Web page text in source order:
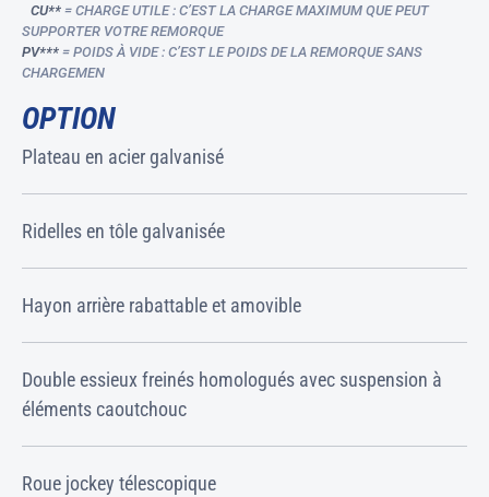
CU** = CHARGE UTILE : C’EST LA CHARGE MAXIMUM QUE PEUT
SUPPORTER VOTRE REMORQUE
PV*** = POIDS À VIDE : C’EST LE POIDS DE LA REMORQUE SANS
CHARGEMEN
OPTION
Plateau en acier galvanisé
Ridelles en tôle galvanisée
Hayon arrière rabattable et amovible
Double essieux freinés homologués avec suspension à
éléments caoutchouc
Roue jockey télescopique